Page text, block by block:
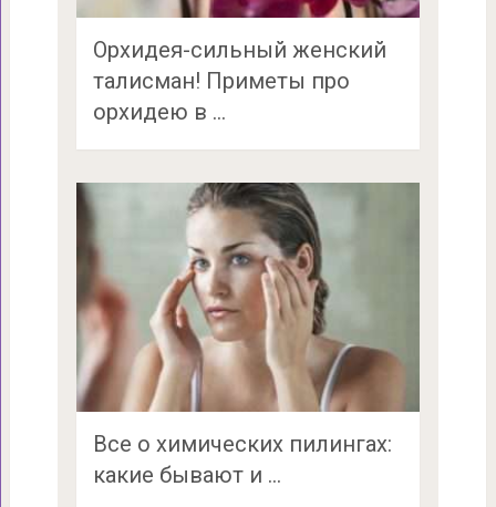
Орхидея-сильный женский
талисман! Приметы про
орхидею в …
Все о химических пилингах:
какие бывают и …